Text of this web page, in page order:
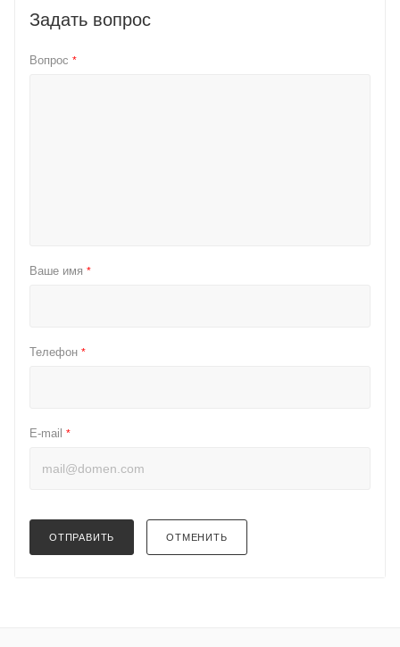
Задать вопрос
Вопрос *
Ваше имя *
Телефон *
E-mail *
ОТПРАВИТЬ ОТМЕНИТЬ